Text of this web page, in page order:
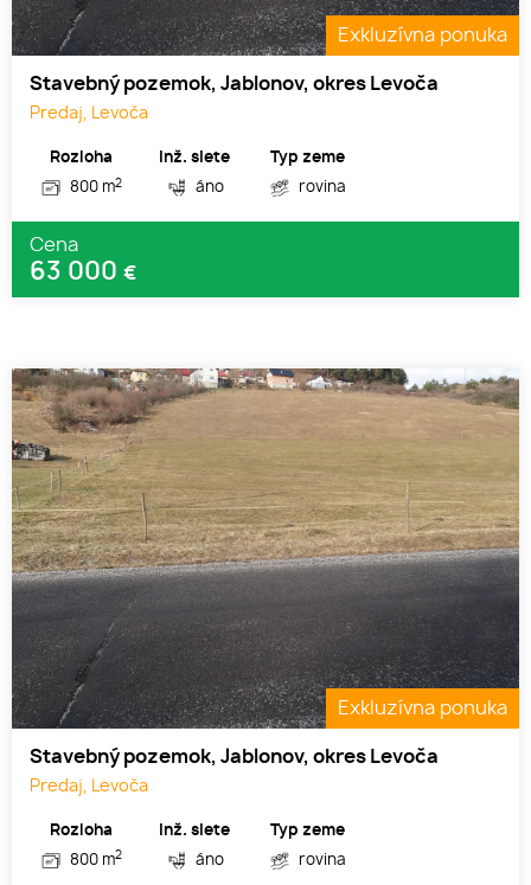
Exkluzívna ponuka
Stavebný pozemok, Jablonov, okres Levoča
Predaj, Levoča
Rozloha
800 m2
Inž. siete
áno
Typ zeme
rovina
Cena
63 000 €
Exkluzívna ponuka
Stavebný pozemok, Jablonov, okres Levoča
Predaj, Levoča
Rozloha
800 m2
Inž. siete
áno
Typ zeme
rovina